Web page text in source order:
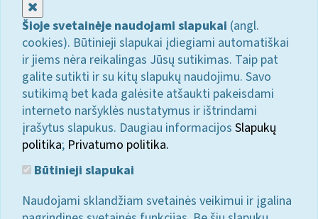
Šioje svetainėje naudojami slapukai (angl.
cookies). Būtinieji slapukai įdiegiami automatiškai
ir jiems nėra reikalingas Jūsų sutikimas. Taip pat
galite sutikti ir su kitų slapukų naudojimu. Savo
sutikimą bet kada galėsite atšaukti pakeisdami
interneto naršyklės nustatymus ir ištrindami
įrašytus slapukus. Daugiau informacijos Slapukų
politika; Privatumo politika.
Būtinieji slapukai
Naudojami sklandžiam svetainės veikimui ir įgalina